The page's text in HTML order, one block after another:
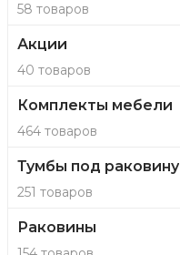
58 товаров
Акции
40 товаров
Комплекты мебели
464 товаров
Тумбы под раковину
251 товаров
Раковины